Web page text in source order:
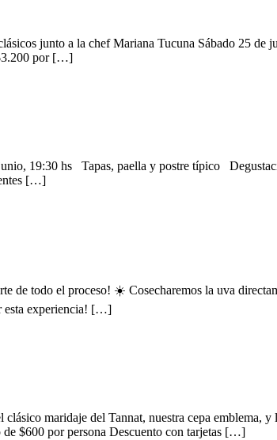
junto a la chef Mariana Tucuna Sábado 25
por […]
19:30 hs Tapas, paella y postre típico
[…]
de todo el proceso! ☀️ Cosecharemos la uva
esta experiencia! […]
maridaje del Tannat, nuestra cepa
$600 por persona Descuento con tarjetas […]